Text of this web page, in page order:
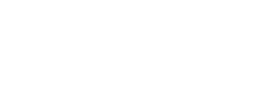
き作成されるも
1000ppm以下、
下、フタル酸ジブチ
) : 1000ppm、
要な手段を講じ
これらの製造装